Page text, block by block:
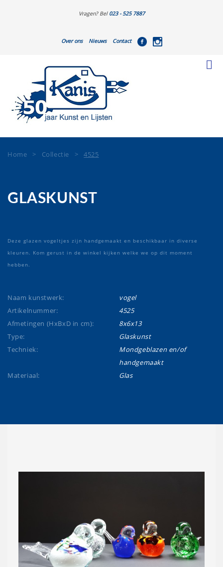
Vragen? Bel 023 - 525 7887
Over ons Nieuws Contact
Home > Collectie >4525
GLASKUNST
Deze glazen vogeltjes zijn handgemaakt en beschikbaar in diverse
kleuren. Kom gerust in de winkel kijken welke we op dit moment
hebben.
Naam kunstwerk:
vogel
Artikelnummer:
4525
Afmetingen (HxBxD in cm):
8x6x13
Type:
Glaskunst
Techniek:
Mondgeblazen en/of
handgemaakt
Materiaal:
Glas